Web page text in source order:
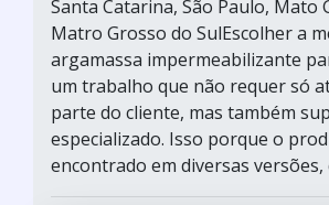
Santa Catarina, São Paulo, Mato
Matro Grosso do SulEscolher a
argamassa impermeabilizante
um trabalho que não requer só
parte do cliente, mas também
especializado. Isso porque o
encontrado em diversas versões,